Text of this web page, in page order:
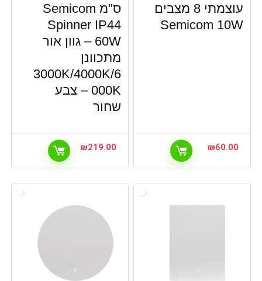
עוצמתי 8 מצבים
Semicom 10W
₪60.00
ס"מ Semicom
Spinner IP44
60W – גוון אור
מתכוונן
3000K/4000K/6
000K – צבע
שחור
₪219.00